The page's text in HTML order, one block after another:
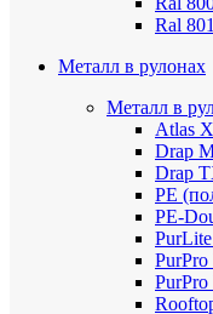
Ral
Металл в рулонах
Металл в
Atlas X
Drap
Drap
PE
PE-
PurPro